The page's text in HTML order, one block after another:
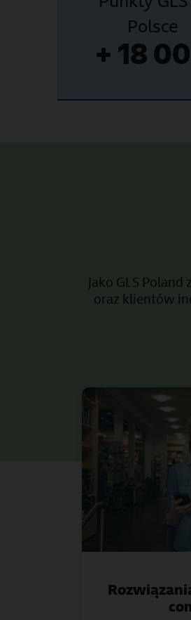
Polsce
+ 18
Jako GLS
oraz klientów